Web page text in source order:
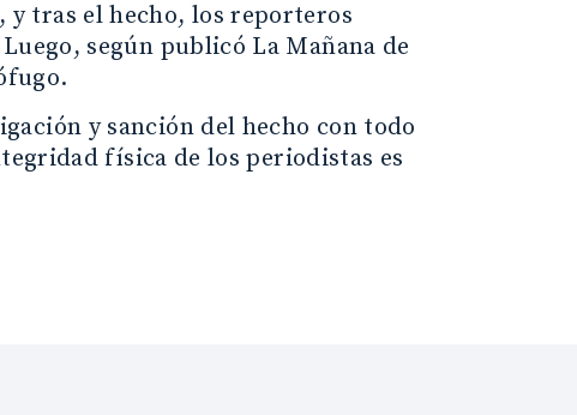
tras el hecho, los reporteros
según publicó La Mañana de
y sanción del hecho con todo
física de los periodistas es